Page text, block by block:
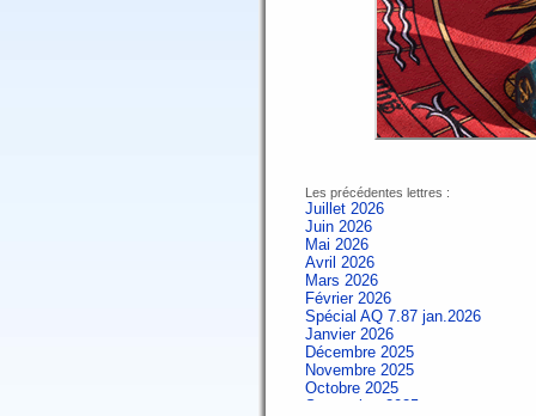
Les précédentes lettres :
Juillet 2026
Juin 2026
Mai 2026
Avril 2026
Mars 2026
Février 2026
Spécial AQ 7.87 jan.2026
Janvier 2026
Décembre 2025
Novembre 2025
Octobre 2025
Septembre 2025